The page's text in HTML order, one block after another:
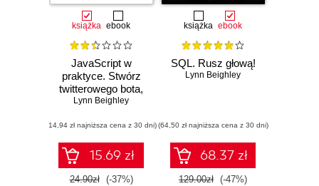
książka ebook
JavaScript w
praktyce. Stwórz
twitterowego bota,
system
LED i inne projekty
z użyciem Node.js
i Raspberry Pi
Lynn Beighley
(14,94 zł najniższa cena z 30 dni)
15.69 zł
24.90zł (-37%)
książka ebook
SQL. Rusz głową!
Lynn Beighley
(64,50 zł najniższa cena z 30 dni)
68.37 zł
129.00zł (-47%)